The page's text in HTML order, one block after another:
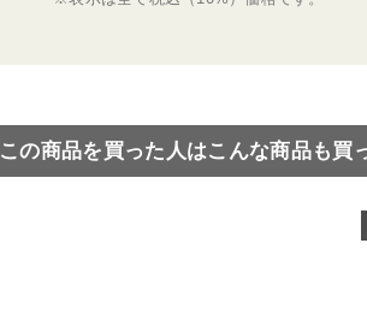
この商品を買った人はこんな商品も買